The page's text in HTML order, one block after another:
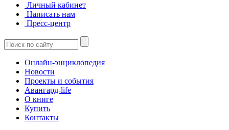
Личный кабинет
Написать нам
Пресс-центр
Онлайн-энциклопедия
Новости
Проекты и события
Авангард-life
О книге
Купить
Контакты